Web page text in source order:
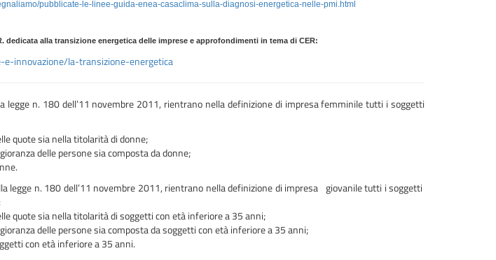
pubblicate-le-linee-guida-enea-casaclima-sulla-diagnosi-energetica-nelle-pmi.html
dedicata alla transizione energetica delle imprese e approfondimenti in tema di CER:
innovazione/la-transizione-energetica
legge n. 180 dell’11 novembre 2011, rientrano nella definizione di impresa femminile tutti i soggetti
quote sia nella titolarità di donne;
delle persone sia composta da donne;
legge n. 180 dell’11 novembre 2011, rientrano nella definizione di impresa giovanile tutti i soggetti
quote sia nella titolarità di soggetti con età inferiore a 35 anni;
delle persone sia composta da soggetti con età inferiore a 35 anni;
con età inferiore a 35 anni.